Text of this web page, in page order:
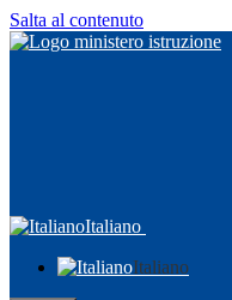
Salta al contenuto
Italiano
Italiano